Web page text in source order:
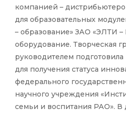
компанией –
для образовательных
– образование» ЗАО «ЭЛТИ
оборудование. Творческая
руководителем
для получения статуса
федерального
научного учреждения
семьи и воспитания РАО». В